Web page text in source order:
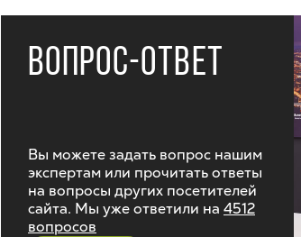
ВОПРОС-ОТВЕТ
Вы можете задать вопрос нашим
экспертам или прочитать ответы
на вопросы других посетителей
сайта. Мы уже ответили на 4512
вопросов